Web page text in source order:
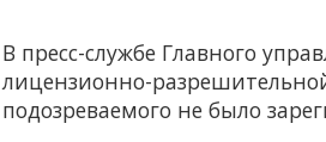
В пресс-службе Главного
лицензионно-
подозреваемого не было